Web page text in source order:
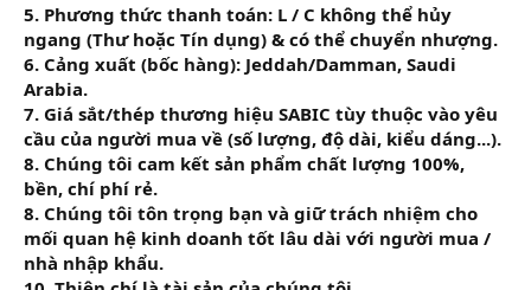
5. Phương thức thanh toán: L / C không thể hủy
ngang (Thư hoặc Tín dụng) & có thể chuyển nhượng.
6. Cảng xuất (bốc hàng): Jeddah/Damman, Saudi
Arabia.
7. Giá sắt/thép thương hiệu SABIC tùy thuộc vào yêu
cầu của người mua về (số lượng, độ dài, kiểu dáng...).
8. Chúng tôi cam kết sản phẩm chất lượng 100%,
bền, chí phí rẻ.
8. Chúng tôi tôn trọng bạn và giữ trách nhiệm cho
mối quan hệ kinh doanh tốt lâu dài với người mua /
nhà nhập khẩu.